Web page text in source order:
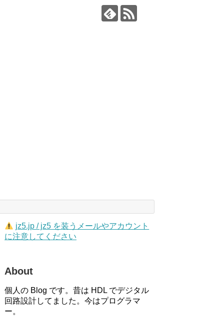
jz5.jp / jz5 を装うメールやアカウント
に注意してください
About
個人の Blog です。昔は HDL でデジタル
回路設計してました。今はプログラマ
ー。